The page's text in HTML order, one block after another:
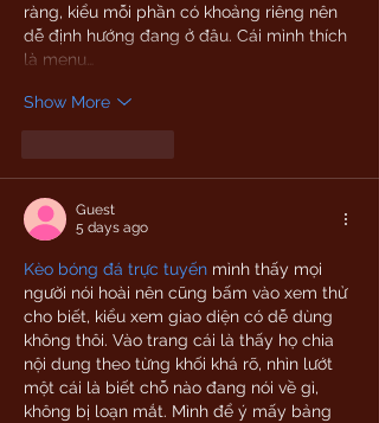
ràng, kiểu mỗi phần có khoảng riêng nên
dễ định hướng đang ở đâu. Cái mình thích
là menu…
Show More
Guest
5 days ago
Kèo bóng đá trực tuyến mình thấy mọi
người nói hoài nên cũng bấm vào xem thử
cho biết, kiểu xem giao diện có dễ dùng
không thôi. Vào trang cái là thấy họ chia
nội dung theo từng khối khá rõ, nhìn lướt
một cái là biết chỗ nào đang nói về gì,
không bị loạn mắt. Mình để ý mấy bảng